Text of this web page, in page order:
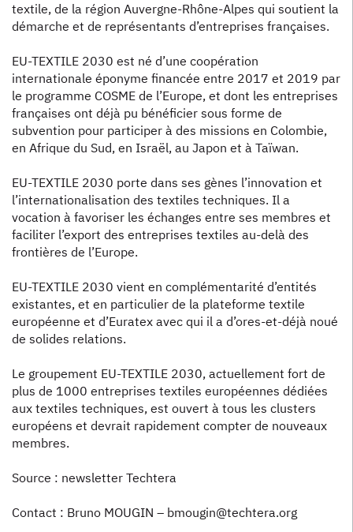
textile, de la région Auvergne-Rhône-Alpes qui soutient la
démarche et de représentants d’entreprises françaises.
EU-TEXTILE 2030 est né d’une coopération
internationale éponyme financée entre 2017 et 2019 par
le programme COSME de l’Europe, et dont les entreprises
françaises ont déjà pu bénéficier sous forme de
subvention pour participer à des missions en Colombie,
en Afrique du Sud, en Israël, au Japon et à Taïwan.
EU-TEXTILE 2030 porte dans ses gènes l’innovation et
l’internationalisation des textiles techniques. Il a
vocation à favoriser les échanges entre ses membres et
faciliter l’export des entreprises textiles au-delà des
frontières de l’Europe.
EU-TEXTILE 2030 vient en complémentarité d’entités
existantes, et en particulier de la plateforme textile
européenne et d’Euratex avec qui il a d’ores-et-déjà noué
de solides relations.
Le groupement EU-TEXTILE 2030, actuellement fort de
plus de 1000 entreprises textiles européennes dédiées
aux textiles techniques, est ouvert à tous les clusters
européens et devrait rapidement compter de nouveaux
membres.
Source : newsletter Techtera
Contact : Bruno MOUGIN – bmougin@techtera.org